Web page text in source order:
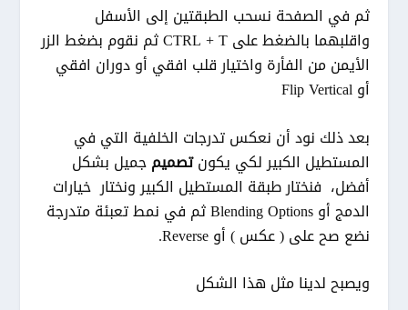
ثم في الصفحة نسحب الطبقتين إلى الأسفل
واقلبهما بالضغط على CTRL + T ثم نقوم بضغط الزر
الأيمن من الفأرة واختيار قلب افقي أو دوران افقي
أو Flip Vertical
بعد ذلك نود أن نعكس تدرجات الخلفية التي في
المستطيل الكبير لكي يكونتصميمجميل بشكل
أفضل، فنختار طبقة المستطيل الكبير ونختار خيارات
الدمج أو Blending Options ثم في نمط تعبئة متدرجة
نضع صح على ( عكس ) أو Reverse.
ويصبح لدينا مثل هذا الشكل